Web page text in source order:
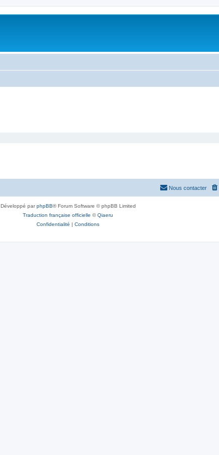
Nous contacter
Développé parphpBB® Forum Software © phpBB Limited
Traduction française officielle ©Qiaeru
Confidentialité | Conditions